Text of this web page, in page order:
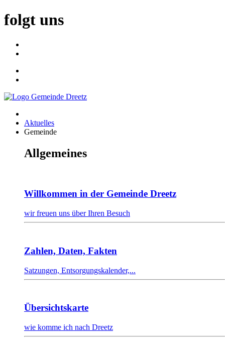
folgt uns
Aktuelles
Gemeinde
Allgemeines
Willkommen in der Gemeinde Dreetz
wir freuen uns über Ihren Besuch
Zahlen, Daten, Fakten
Satzungen, Entsorgungskalender,...
Übersichtskarte
wie komme ich nach Dreetz